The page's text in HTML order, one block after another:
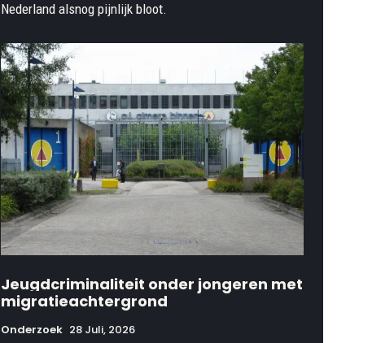
Nederland alsnog pijnlijk bloot.
Jeugdcriminaliteit onder jongeren met
migratieachtergrond
Onderzoek 28 Juli, 2026